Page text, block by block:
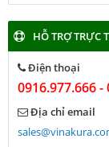
HỖ TRỢ TRỰC
Điện thoại
0916.977.666 -
Địa chỉ email